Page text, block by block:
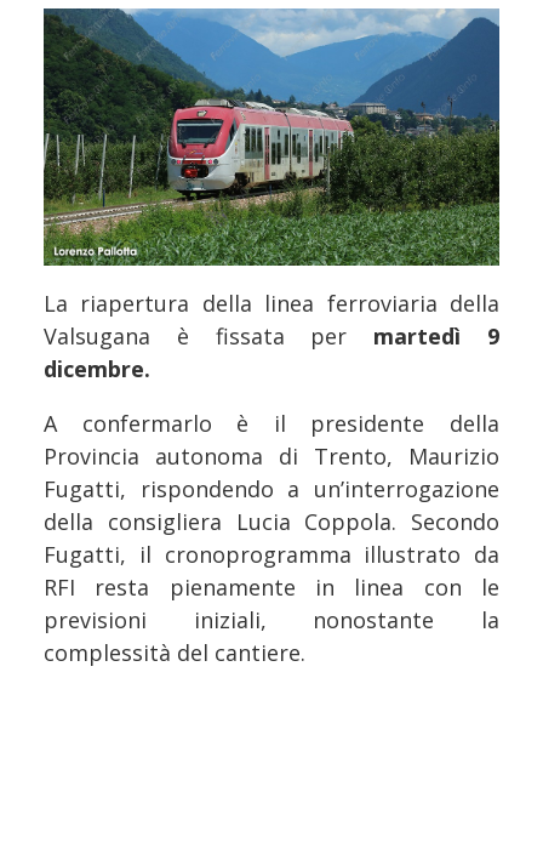
La riapertura della linea ferroviaria della
Valsugana è fissata per martedì 9
dicembre.
A confermarlo è il presidente della
Provincia autonoma di Trento, Maurizio
Fugatti, rispondendo a un’interrogazione
della consigliera Lucia Coppola. Secondo
Fugatti, il cronoprogramma illustrato da
RFI resta pienamente in linea con le
previsioni iniziali, nonostante la
complessità del cantiere.